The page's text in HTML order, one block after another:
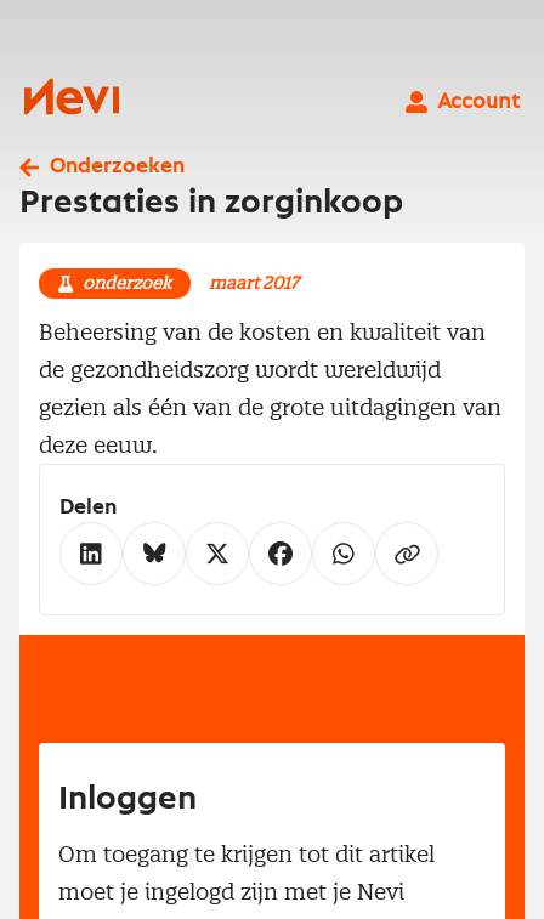
Nevi
Account
Onderzoeken
Prestaties in zorginkoop
onderzoek maart 2017
Beheersing van de kosten en kwaliteit van
de gezondheidszorg wordt wereldwijd
gezien als één van de grote uitdagingen van
deze eeuw.
Delen
Inloggen
Om toegang te krijgen tot dit artikel
moet je ingelogd zijn met je Nevi